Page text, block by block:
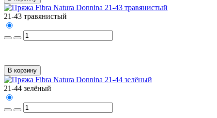
21-43 травянистый
В корзину
21-44 зелёный